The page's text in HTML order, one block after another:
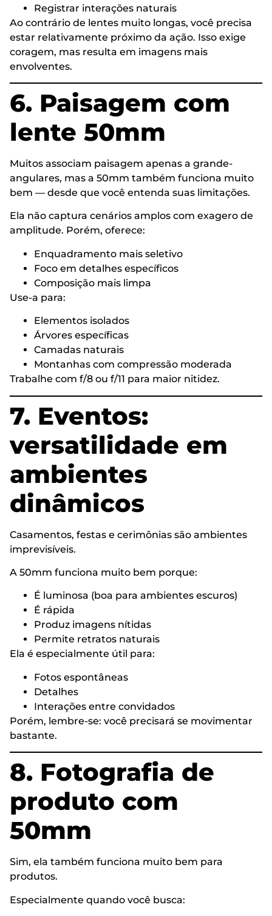
Registrar interações naturais
Ao contrário de lentes muito longas, você precisa
estar relativamente próximo da ação. Isso exige
coragem, mas resulta em imagens mais
envolventes.
6. Paisagem com
lente 50mm
Muitos associam paisagem apenas a grande-
angulares, mas a 50mm também funciona muito
bem — desde que você entenda suas limitações.
Ela não captura cenários amplos com exagero de
amplitude. Porém, oferece:
Enquadramento mais seletivo
Foco em detalhes específicos
Composição mais limpa
Use-a para:
Elementos isolados
Árvores específicas
Camadas naturais
Montanhas com compressão moderada
Trabalhe com f/8 ou f/11 para maior nitidez.
7. Eventos:
versatilidade em
ambientes
dinâmicos
Casamentos, festas e cerimônias são ambientes
imprevisíveis.
A 50mm funciona muito bem porque:
É luminosa (boa para ambientes escuros)
É rápida
Produz imagens nítidas
Permite retratos naturais
Ela é especialmente útil para:
Fotos espontâneas
Detalhes
Interações entre convidados
Porém, lembre-se: você precisará se movimentar
bastante.
8. Fotografia de
produto com
50mm
Sim, ela também funciona muito bem para
produtos.
Especialmente quando você busca: